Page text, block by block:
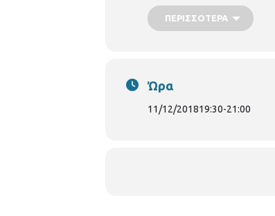
κάνουν βιωματικές
επεξεργασία των ασκήσεων
ΠΕΡΙΣΣΌΤΕΡΑ
Ώρα
11/12/201819:30-21:00